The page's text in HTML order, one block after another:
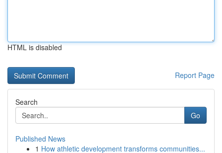
HTML is disabled
Report Page
Search
Go
Published News
1 How athletic development transforms communities...